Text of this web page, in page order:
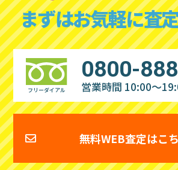
まずはお気軽に査
フリーダイアル
0800-
営業時間 10:00～
無料WEB査定はこ